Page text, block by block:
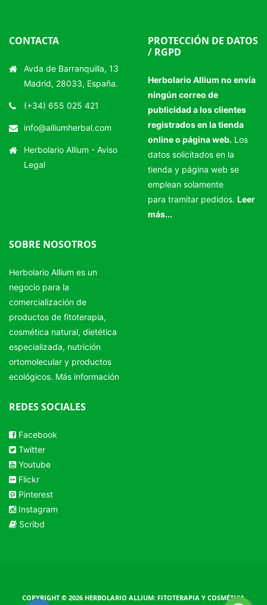
CONTACTA
Avda de Barranquilla, 13
Madrid, 28033, España.
(+34) 655 025 421
info@alliumherbal.com
Herbolario Allium - Aviso
Legal
PROTECCIÓN DE DATOS
/ RGPD
Herbolario Allium no envía
ningún correo de
publicidad a los clientes
registrados en la tienda
online o página web. Los
datos solicitados en la
tienda y página web se
emplean solamente
para tramitar pedidos. Leer
más...
SOBRE NOSOTROS
Herbolario Allium es un
negocio para la
comercialización de
productos de fitoterapia,
cosmética natural, dietética
especializada, nutrición
ortomolecular y productos
ecológicos. Más información
REDES SOCIALES
Facebook
Twitter
Youtube
Flickr
Pinterest
Instagram
Scribd
COPYRIGHT © 2026 HERBOLARIO ALLIUM: FITOTERAPIA Y COSMÉTICA